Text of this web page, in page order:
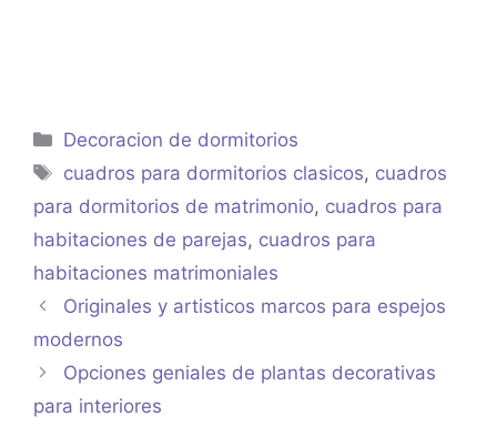
Categorías
Decoracion de dormitorios
Etiquetas
cuadros para dormitorios clasicos, cuadros
para dormitorios de matrimonio, cuadros para
habitaciones de parejas, cuadros para
habitaciones matrimoniales
Originales y artisticos marcos para espejos
modernos
Opciones geniales de plantas decorativas
para interiores